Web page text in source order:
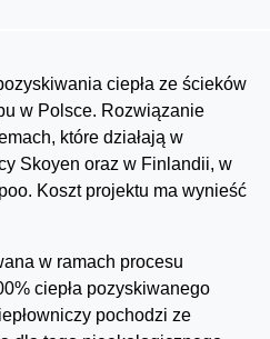
ciepła ze ścieków
w Polsce. Rozwiązanie
które działają w
Skoyen oraz w Finlandii, w
Koszt projektu ma wynieść
w ramach procesu
ciepła pozyskiwanego
pochodzi ze